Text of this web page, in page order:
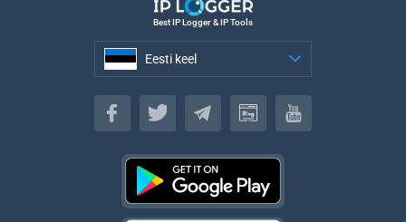
Best IP Logger & IP Tools
Eesti keel
Eesti keel